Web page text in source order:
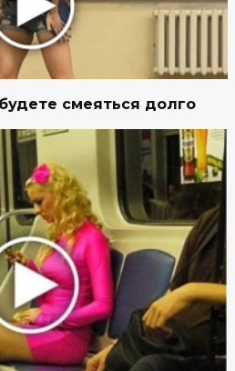
смеяться долго